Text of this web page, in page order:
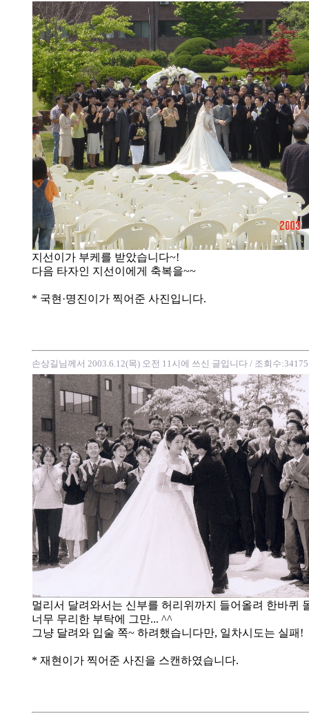
지선이가 부케를 받았습니다~!
다음 타자인 지선이에게 축복을~~
* 국현·명진이가 찍어준 사진입니다.
손상길님께서 2003.6.12(목) 오전 11시에 쓰신 글입니다 / 조회수:34175
멀리서 달려와서는 신부를 허리위까지 들어올려 한바퀴
너무 무리한 부탁에 그만... ^^
그냥 달려와 입술 쪽~ 하려했습니다만, 일차시도는 실패!
* 재현이가 찍어준 사진을 스캔하였습니다.